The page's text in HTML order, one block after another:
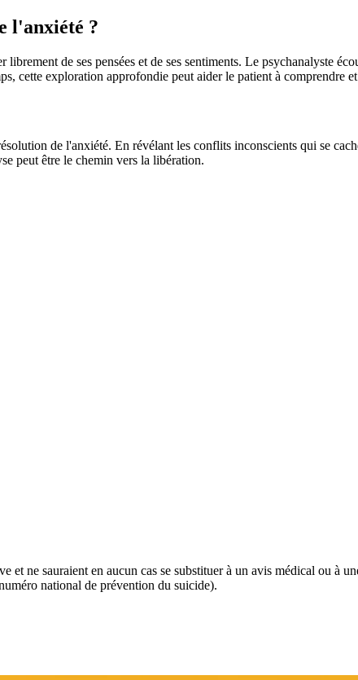
l'anxiété ?
de ses pensées et de ses sentiments. Le psychanalyste
cette exploration approfondie peut aider le patient à comprendre et
de l'anxiété. En révélant les conflits inconscients qui se
peut être le chemin vers la libération.
et ne sauraient en aucun cas se substituer à un avis médical ou à
national de prévention du suicide).